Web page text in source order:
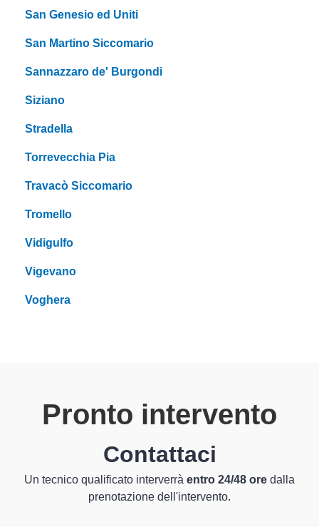
San Genesio ed Uniti
San Martino Siccomario
Sannazzaro de' Burgondi
Siziano
Stradella
Torrevecchia Pia
Travacò Siccomario
Tromello
Vidigulfo
Vigevano
Voghera
Pronto intervento
Contattaci
Un tecnico qualificato interverrà entro 24/48 ore dalla
prenotazione dell'intervento.